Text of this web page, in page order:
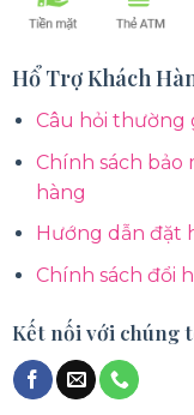
Hổ Trợ Khách
Câu hỏi thường
Chính sách
hàng
Hướng dẫn đặt
Chính sách đổi
Kết nối với chúng